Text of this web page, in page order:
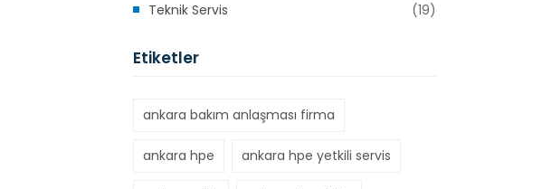
Teknik Servis
(19)
Etiketler
ankara bakım anlaşması firma
ankara hpe ankara hpe yetkili servis